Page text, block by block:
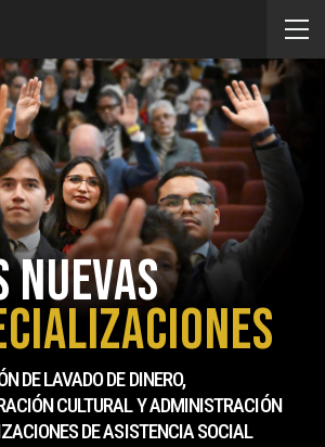
NUEVAS
DE LAVADO DE DINERO,
CULTURAL Y ADMINISTRACIÓN
DE ASISTENCIA SOCIAL